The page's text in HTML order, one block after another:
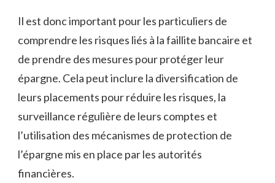
Il est donc important pour les particuliers de
comprendre les risques liés à la faillite bancaire et
de prendre des mesures pour protéger leur
épargne. Cela peut inclure la diversification de
leurs placements pour réduire les risques, la
surveillance régulière de leurs comptes et
l’utilisation des mécanismes de protection de
l’épargne mis en place par les autorités
financières.